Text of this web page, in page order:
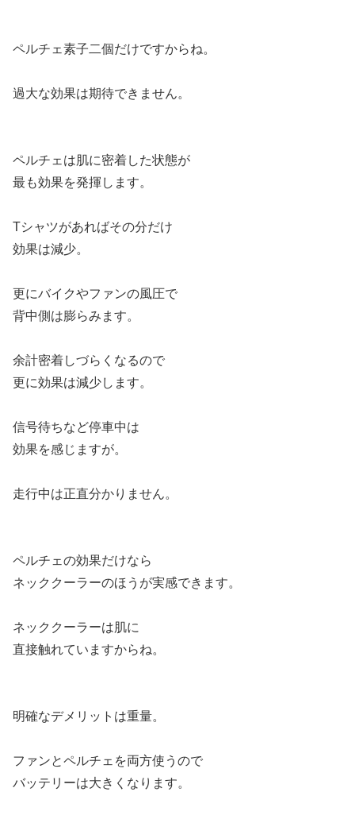
ペルチェ素子二個だけですからね。
過大な効果は期待できません。
ペルチェは肌に密着した状態が
最も効果を発揮します。
Tシャツがあればその分だけ
効果は減少。
更にバイクやファンの風圧で
背中側は膨らみます。
余計密着しづらくなるので
更に効果は減少します。
信号待ちなど停車中は
効果を感じますが。
走行中は正直分かりません。
ペルチェの効果だけなら
ネッククーラーのほうが実感できます。
ネッククーラーは肌に
直接触れていますからね。
明確なデメリットは重量。
ファンとペルチェを両方使うので
バッテリーは大きくなります。